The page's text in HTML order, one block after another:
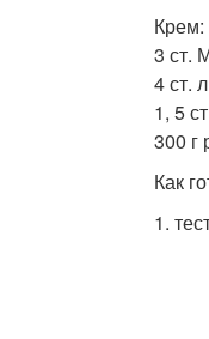
Крем:
3 ст.
4 ст.
1, 5
300 г
Как
1.